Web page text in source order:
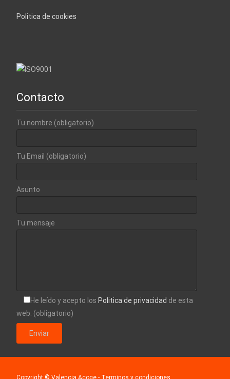
Politica de cookies
Contacto
Tu nombre (obligatorio)
Tu Email (obligatorio)
Asunto
Tu mensaje
He leído y acepto los Politica de privacidad de esta
web. (obligatorio)